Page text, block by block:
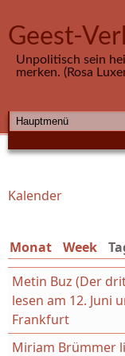
Geest-
Unpolitisch sein
merken. (Rosa
HAUPTMENÜ
Sie sind hier
Kalender
Monat Week
Metin Buz (Der
lesen am 12. Juni
Frankfurt
Miriam Brümmer